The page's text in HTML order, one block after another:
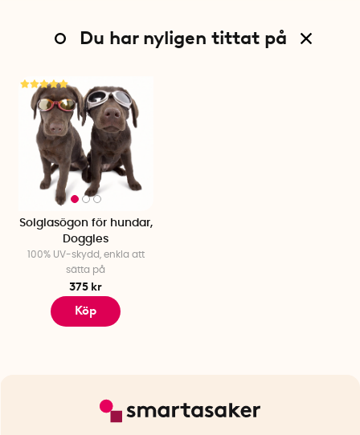
Du har nyligen tittat på
Solglasögon för hundar,
Doggles
100% UV-skydd, enkla att
sätta på
375 kr
Köp